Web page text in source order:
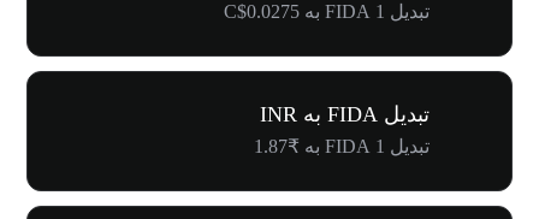
تبدیل 1 FIDA به C$0.0275
تبدیل FIDA به INR
تبدیل 1 FIDA به ₹1.87